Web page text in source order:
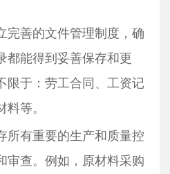
完善的文件管理制度，确
都能得到妥善保存和更
限于：劳工合同、工资记
等。
所有重要的生产和质量控
审查。例如，原材料采购